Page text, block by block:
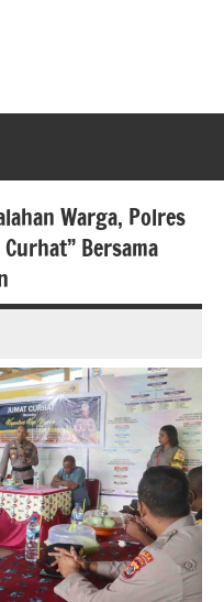
Warga, Polres
Curhat” Bersama